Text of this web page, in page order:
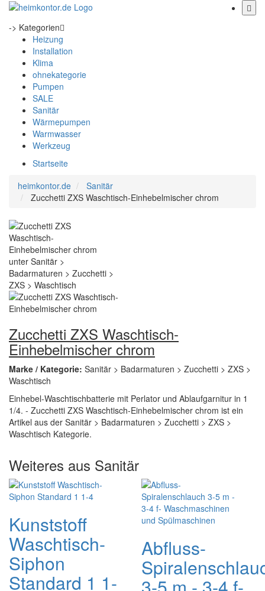
-> Kategorien
Heizung
Installation
Klima
ohnekategorie
Pumpen
SALE
Sanitär
Wärmepumpen
Warmwasser
Werkzeug
Startseite
heimkontor.de
Sanitär
Zucchetti ZXS Waschtisch-Einhebelmischer chrom
Zucchetti ZXS Waschtisch-
Einhebelmischer chrom
Marke / Kategorie: Sanitär > Badarmaturen > Zucchetti > ZXS >
Waschtisch
Einhebel-Waschtischbatterie mit Perlator und Ablaufgarnitur in 1
1/4. - Zucchetti ZXS Waschtisch-Einhebelmischer chrom ist ein
Artikel aus der Sanitär > Badarmaturen > Zucchetti > ZXS >
Waschtisch Kategorie.
Weiteres aus Sanitär
Kunststoff
Waschtisch-
Siphon
Standard 1 1-
Abfluss-